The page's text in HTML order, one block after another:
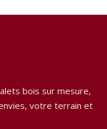
bois sur mesure,
votre terrain et